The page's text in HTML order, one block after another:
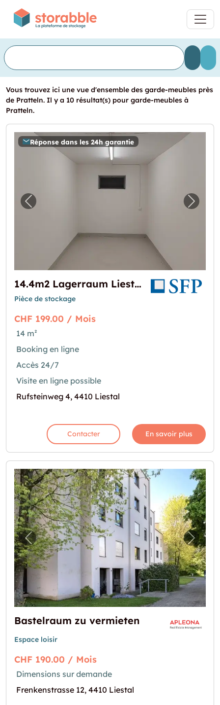
Vous trouvez ici une vue d'ensemble des garde-meubles près
de Pratteln. Il y a 10 résultat(s) pour garde-meubles à
Pratteln.
Réponse dans les 24h garantie
Image précédente pour "14.4m2
14.4m2 Lagerraum Liestal - Rufsteinweg 4
Pièce de stockage
CHF 199.00 / Mois
14 m²
Booking en ligne
Accès 24/7
Visite en ligne possible
Rufsteinweg 4, 4410 Liestal
Contacter En savoir plus
Image précédente pour "Bastelraum zu
Bastelraum zu vermieten
Espace loisir
CHF 190.00 / Mois
Dimensions sur demande
Frenkenstrasse 12, 4410 Liestal